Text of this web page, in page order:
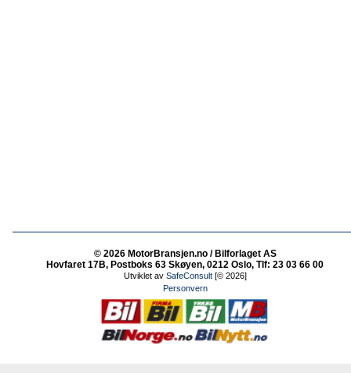
© 2026 MotorBransjen.no / Bilforlaget AS
Hovfaret 17B, Postboks 63 Skøyen, 0212 Oslo, Tlf: 23 03 66 00
Utviklet av SafeConsult[© 2026]
Personvern